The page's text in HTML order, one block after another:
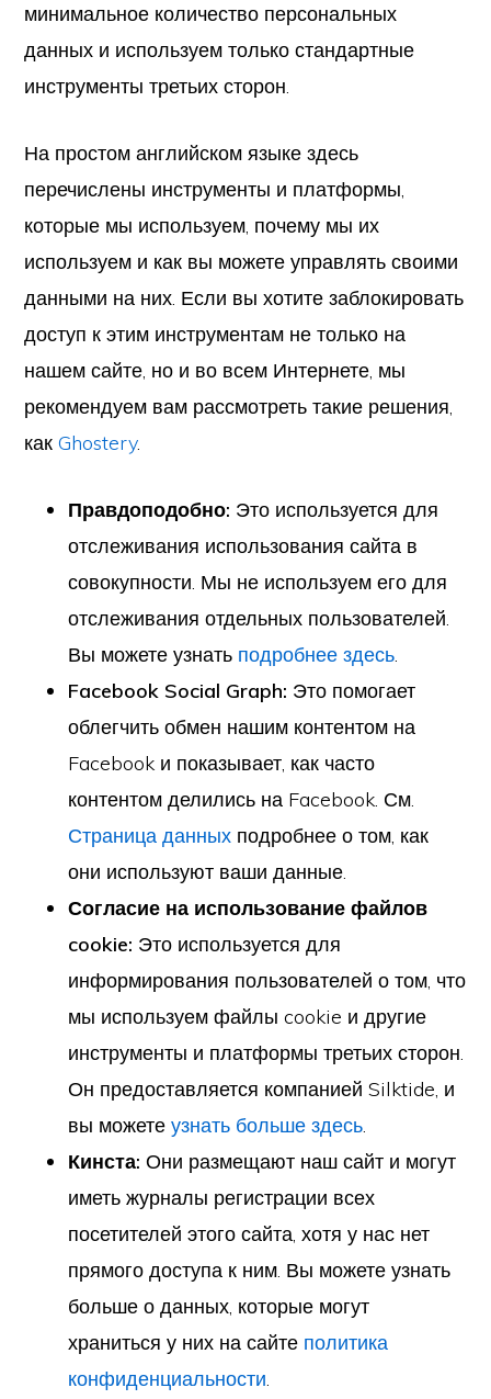
минимальное количество персональных
данных и используем только стандартные
инструменты третьих сторон.
На простом английском языке здесь
перечислены инструменты и платформы,
которые мы используем, почему мы их
используем и как вы можете управлять своими
данными на них. Если вы хотите заблокировать
доступ к этим инструментам не только на
нашем сайте, но и во всем Интернете, мы
рекомендуем вам рассмотреть такие решения,
какGhostery.
Правдоподобно: Это используется для
отслеживания использования сайта в
совокупности. Мы не используем его для
отслеживания отдельных пользователей.
Вы можете узнать подробнее здесь.
Facebook Social Graph: Это помогает
облегчить обмен нашим контентом на
Facebook и показывает, как часто
контентом делились на Facebook. См.
Страница данных подробнее о том, как
они используют ваши данные.
Согласие на использование файлов
cookie: Это используется для
информирования пользователей о том, что
мы используем файлы cookie и другие
инструменты и платформы третьих сторон.
Он предоставляется компанией Silktide, и
вы можетеузнать больше здесь.
Кинста: Они размещают наш сайт и могут
иметь журналы регистрации всех
посетителей этого сайта, хотя у нас нет
прямого доступа к ним. Вы можете узнать
больше о данных, которые могут
храниться у них на сайте политика
конфиденциальности.